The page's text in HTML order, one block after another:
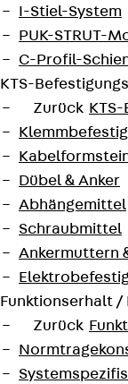
I-Stiel-System
PUK-STRUT-
C-Profil-
KTS-
Zurück
Dübel & Anker
Abhängemittel
Schraubmittel
Ankermuttern
Funktionserhalt
Zurück